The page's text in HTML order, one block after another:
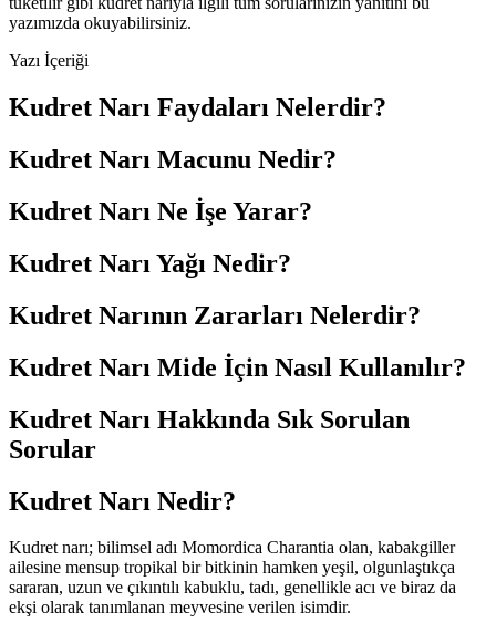
yazımızda okuyabilirsiniz.
Yazı İçeriği
Kudret Narı Faydaları Nelerdir?
Kudret Narı Macunu Nedir?
Kudret Narı Ne İşe Yarar?
Kudret Narı Yağı Nedir?
Kudret Narının Zararları Nelerdir?
Kudret Narı Mide İçin Nasıl Kullanılır?
Kudret Narı Hakkında Sık Sorulan
Sorular
Kudret Narı Nedir?
Kudret narı; bilimsel adı Momordica Charantia olan, kabakgiller
ailesine mensup tropikal bir bitkinin hamken yeşil, olgunlaştıkça
sararan, uzun ve çıkıntılı kabuklu, tadı, genellikle acı ve biraz da
ekşi olarak tanımlanan meyvesine verilen isimdir.